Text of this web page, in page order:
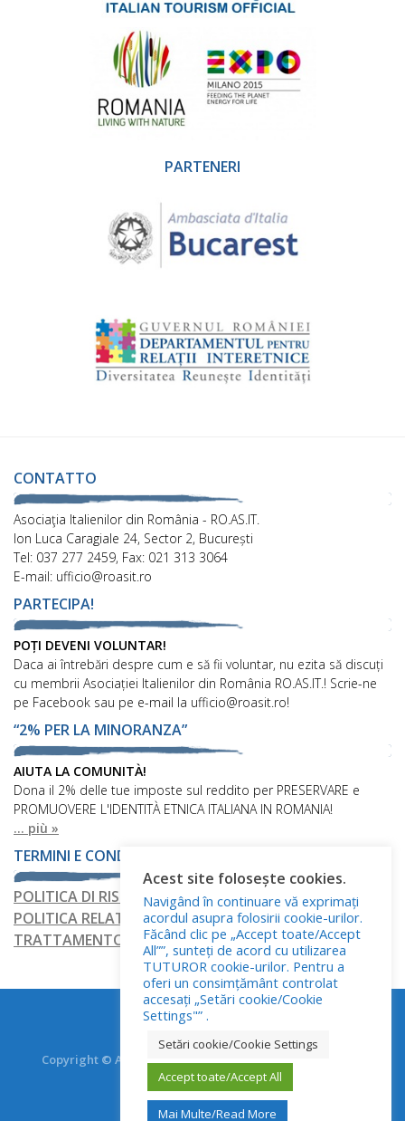
PARTENERI
CONTATTO
Asociaţia Italienilor din România - RO.AS.IT.
Ion Luca Caragiale 24, Sector 2, București
Tel: 037 277 2459, Fax: 021 313 3064
E-mail: ufficio@roasit.ro
PARTECIPA!
POȚI DEVENI VOLUNTAR!
Daca ai întrebări despre cum e să fii voluntar, nu ezita să discuți
cu membrii Asociației Italienilor din România RO.AS.IT.! Scrie-ne
pe Facebook sau pe e-mail la ufficio@roasit.ro!
“2% PER LA MINORANZA”
AIUTA LA COMUNITÀ!
Dona il 2% delle tue imposte sul reddito per PRESERVARE e
PROMUOVERE L'IDENTITÀ ETNICA ITALIANA IN ROMANIA!
... più »
TERMINI E CONDIZIONI
POLITICA DI RISERVATEZZA
POLITICA RELATIVA AI FILE COOKIE
TRATTAMENTO DEI DATI PERSONALI
Copyright © Asociația Italienilor din România - RO.AS.IT.
Toate drepturile rezervate.
Acest site folosește cookies.
Navigând în continuare vă exprimați
acordul asupra folosirii cookie-urilor.
Făcând clic pe „Accept toate/Accept
All””, sunteți de acord cu utilizarea
TUTUROR cookie-urilor. Pentru a
oferi un consimțământ controlat
accesați „Setări cookie/Cookie
Settings"” .
Setări cookie/Cookie Settings
Accept toate/Accept All
Mai Multe/Read More